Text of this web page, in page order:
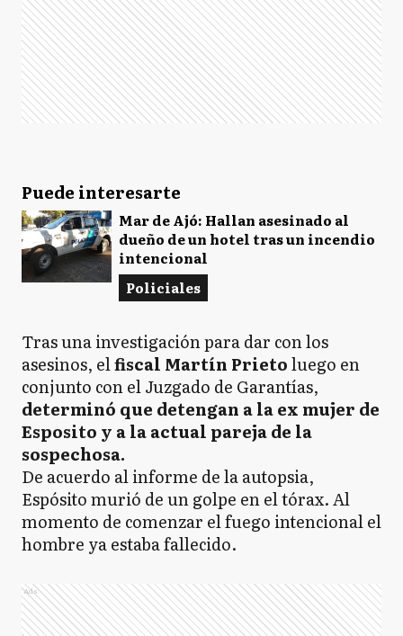
Puede interesarte
Mar de Ajó: Hallan asesinado al
dueño de un hotel tras un incendio
intencional
Policiales
Tras una investigación para dar con los
asesinos, elfiscal Martín Prietoluego en
conjunto con el Juzgado de Garantías,
determinó que detengan a la ex mujer de
Esposito y a la actual pareja de la
sospechosa.
De acuerdo al informe de la autopsia,
Espósito murió de un golpe en el tórax. Al
momento de comenzar el fuego intencional el
hombre ya estaba fallecido.
Ads